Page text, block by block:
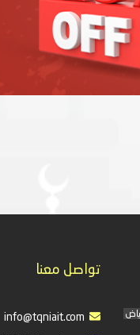
تواصل معنا